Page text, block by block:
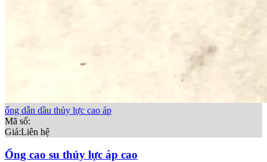
ống dẫn dầu thủy lực cao áp
Mã số:
Giá:Liên hệ
Ống cao su thủy lực áp cao